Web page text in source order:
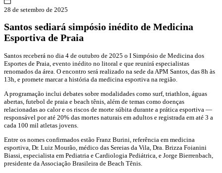
28 de setembro de 2025
Santos sediará simpósio inédito de Medicina
Esportiva de Praia
Santos receberá no dia 4 de outubro de 2025 o I Simpósio de Medicina dos
Esportes de Praia, evento inédito no litoral e que reunirá especialistas
renomados da área. O encontro será realizado na sede da APM Santos, das 8h às
13h, e promete marcar a história da medicina esportiva na região.
A programação inclui debates sobre modalidades como surf, triathlon, águas
abertas, futebol de praia e beach tênis, além de temas como doenças
relacionadas ao calor e os riscos de morte súbita durante a prática esportiva —
responsável por até 20% das mortes naturais em adultos e registrada em até 3 a
cada 100 mil atletas jovens.
Entre os nomes confirmados estão Franz Burini, referência em medicina
esportiva, Dr. Luiz Mourão, médico das Sereias da Vila, Dra. Brizza Foianini
Biassi, especialista em Pediatria e Cardiologia Pediátrica, e Jorge Bierrenbach,
presidente da Associação Brasileira de Beach Tênis.